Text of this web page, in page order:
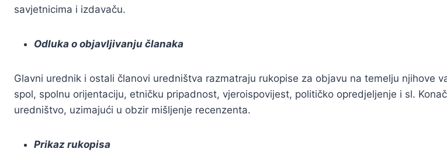
savjetnicima i izdavaču.
Odluka o objavljivanju članaka
Glavni urednik i ostali članovi uredništva razmatraju rukopise za objavu na temelju njihove
spol, spolnu orijentaciju, etničku pripadnost, vjeroispovijest, političko opredjeljenje i sl.
uredništvo, uzimajući u obzir mišljenje recenzenta.
Prikaz rukopisa